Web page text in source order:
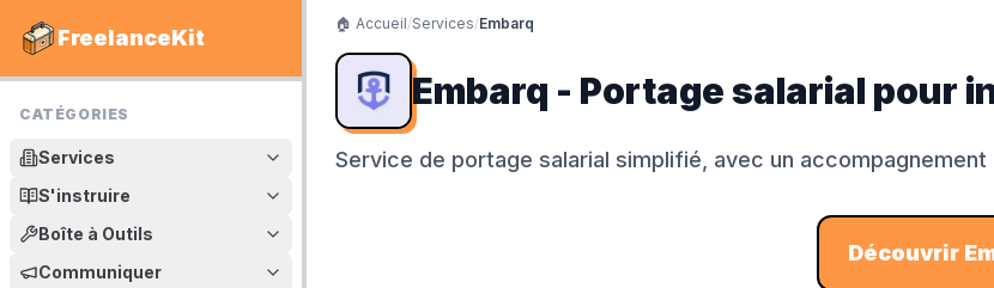
FreelanceKit
CATÉGORIES
Services
S'instruire
Boîte à Outils
Communiquer
🏠 Accueil/Services/Embarq
Embarq - Portage salarial pour
Service de portage salarial simplifié, avec un
Découvrir